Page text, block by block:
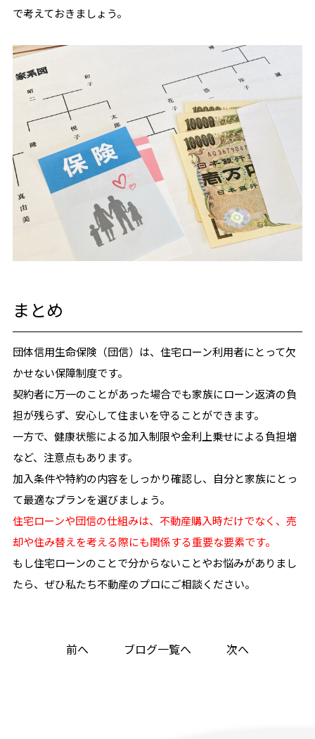
で考えておきましょう。
まとめ
団体信用生命保険（団信）は、住宅ローン利用者にとって欠
かせない保障制度です。
契約者に万一のことがあった場合でも家族にローン返済の負
担が残らず、安心して住まいを守ることができます。
一方で、健康状態による加入制限や金利上乗せによる負担増
など、注意点もあります。
加入条件や特約の内容をしっかり確認し、自分と家族にとっ
て最適なプランを選びましょう。
住宅ローンや団信の仕組みは、不動産購入時だけでなく、売
却や住み替えを考える際にも関係する重要な要素です。
もし住宅ローンのことで分からないことやお悩みがありまし
たら、ぜひ私たち不動産のプロにご相談ください。
前へ ブログ一覧へ 次へ